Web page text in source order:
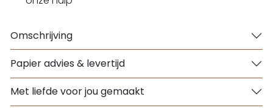
Omschrijving
Papier advies & levertijd
Met liefde voor jou gemaakt